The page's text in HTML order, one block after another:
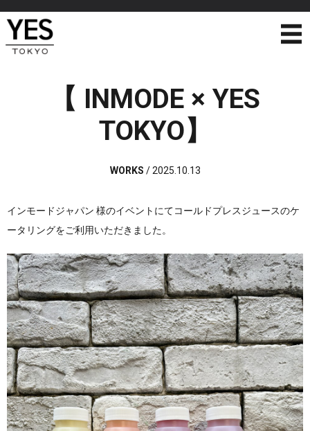
【 INMODE × YES
TOKYO】
WORKS /2025.10.13
インモードジャパン 様のイベントにてコールドプレスジュースのケ
ータリングをご利用いただきました。